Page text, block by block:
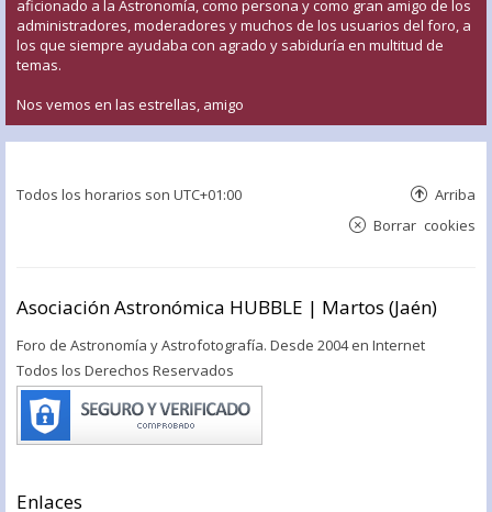
aficionado a la Astronomía, como persona y como gran amigo de los
administradores, moderadores y muchos de los usuarios del foro, a
los que siempre ayudaba con agrado y sabiduría en multitud de
temas.
Nos vemos en las estrellas, amigo
Todos los horarios son UTC+01:00 Arriba
Borrar cookies
Asociación Astronómica HUBBLE | Martos (Jaén)
Foro de Astronomía y Astrofotografía. Desde 2004 en Internet
Todos los Derechos Reservados
Enlaces